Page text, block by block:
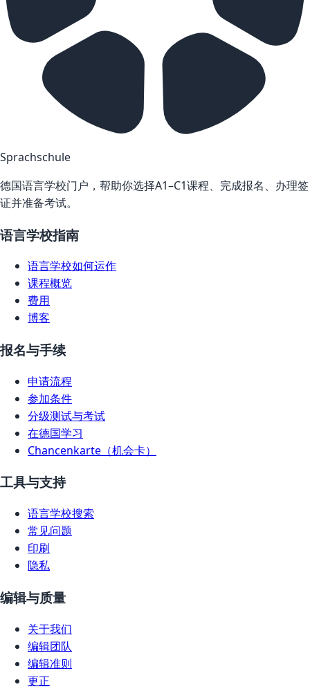
Sprachschule
德国语言学校门户，帮助你选择A1–C1课程、完成报名、办理签
证并准备考试。
语言学校指南
语言学校如何运作
课程概览
费用
博客
报名与手续
申请流程
参加条件
分级测试与考试
在德国学习
Chancenkarte（机会卡）
工具与支持
语言学校搜索
常见问题
印刷
隐私
编辑与质量
关于我们
编辑团队
编辑准则
更正